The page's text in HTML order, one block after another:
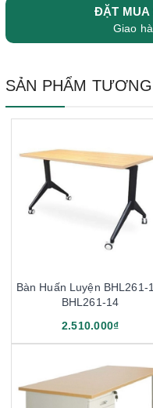
ĐẶT MUA
Giao
SẢN PHẨM
Bàn Huấn Luyện BHL261-
BHL261-14
2.510.000₫